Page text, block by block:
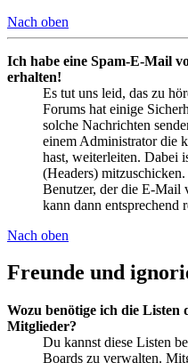
Nach oben
Ich habe eine Spam-E-Mail
erhalten!
Es tut uns leid, das zu
Forums hat einige
solche Nachrichten
einem Administrator die
hast, weiterleiten. Dabei
(Headers)
Benutzer, der die E-Mail
kann dann entsprechend
Nach oben
Freunde und
Wozu benötige ich die
Mitglieder?
Du kannst diese Listen
Boards zu verwalten.